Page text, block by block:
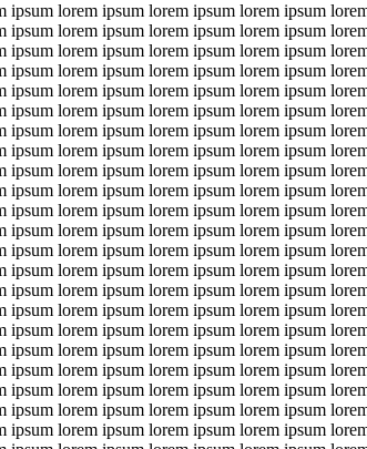
ipsum lorem ipsum lorem ipsum lorem ipsum
ipsum lorem ipsum lorem ipsum lorem ipsum
ipsum lorem ipsum lorem ipsum lorem ipsum
ipsum lorem ipsum lorem ipsum lorem ipsum
ipsum lorem ipsum lorem ipsum lorem ipsum
ipsum lorem ipsum lorem ipsum lorem ipsum
ipsum lorem ipsum lorem ipsum lorem ipsum
ipsum lorem ipsum lorem ipsum lorem ipsum
ipsum lorem ipsum lorem ipsum lorem ipsum
ipsum lorem ipsum lorem ipsum lorem ipsum
ipsum lorem ipsum lorem ipsum lorem ipsum
ipsum lorem ipsum lorem ipsum lorem ipsum
ipsum lorem ipsum lorem ipsum lorem ipsum
ipsum lorem ipsum lorem ipsum lorem ipsum
ipsum lorem ipsum lorem ipsum lorem ipsum
ipsum lorem ipsum lorem ipsum lorem ipsum
ipsum lorem ipsum lorem ipsum lorem ipsum
ipsum lorem ipsum lorem ipsum lorem ipsum
ipsum lorem ipsum lorem ipsum lorem ipsum
ipsum lorem ipsum lorem ipsum lorem ipsum
ipsum lorem ipsum lorem ipsum lorem ipsum
ipsum lorem ipsum lorem ipsum lorem ipsum